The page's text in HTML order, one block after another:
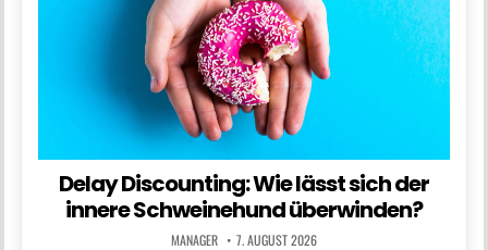
Delay Discounting: Wie lässt sich der
innere Schweinehund überwinden?
MANAGER 7. AUGUST 2026